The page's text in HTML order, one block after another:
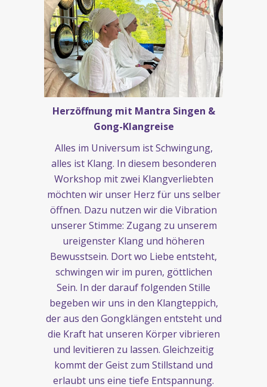
Herzöffnung mit Mantra Singen &
Gong-Klangreise
Alles im Universum ist Schwingung,
alles ist Klang. In diesem besonderen
Workshop mit zwei Klangverliebten
möchten wir unser Herz für uns selber
öffnen. Dazu nutzen wir die Vibration
unserer Stimme: Zugang zu unserem
ureigenster Klang und höheren
Bewusstsein. Dort wo Liebe entsteht,
schwingen wir im puren, göttlichen
Sein. In der darauf folgenden Stille
begeben wir uns in den Klangteppich,
der aus den Gongklängen entsteht und
die Kraft hat unseren Körper vibrieren
und levitieren zu lassen. Gleichzeitig
kommt der Geist zum Stillstand und
erlaubt uns eine tiefe Entspannung.